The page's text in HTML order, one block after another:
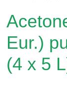
Eur.)
(4 x 5